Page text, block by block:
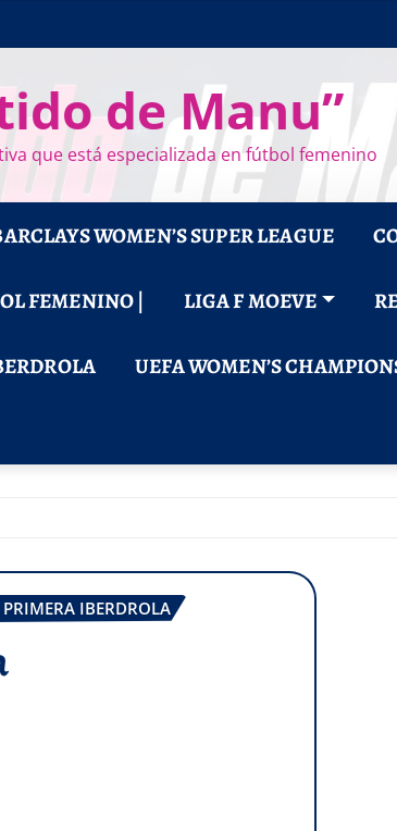
de Manu”
que está especializada en fútbol femenino
WOMEN’S SUPER LEAGUE
FEMENINO | LIGA F MOEVE
UEFA WOMEN’S
PRIMERA IBERDROLA